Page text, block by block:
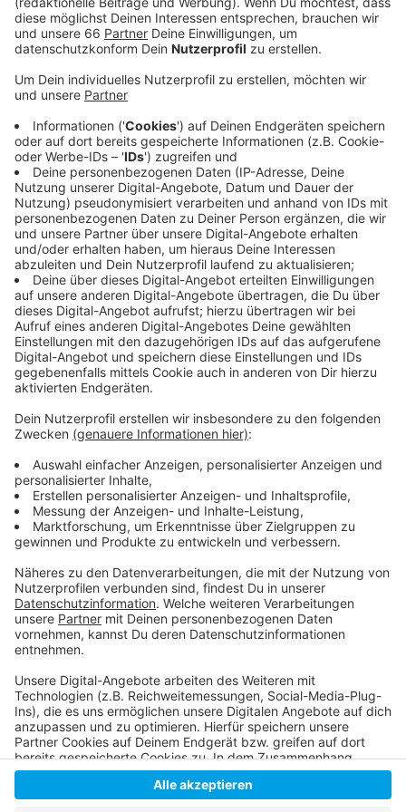
gibt. Die Stadt hat reagiert und jetzt ein neues
digitales System zur Terminbuchung installiert.
Das soll "komfortabler, flexibler und nutzerfreundlicher
sein", heißt es. Unter anderem dadurch, dass bei der
Terminbuchung unmittelbar auf nötige Unterlagen
hingewiesen wird. Außerdem werden spontane
Termine angeboten, um den Führerschein abzuholen.
Anzeige
Weitere Infos und Links zum Thema
Anzeige
Video zum neuen Terminbuchungsportal
Pressemitteilung zum neuen
Terminbuchungsportal
Anzeige
Anzeige